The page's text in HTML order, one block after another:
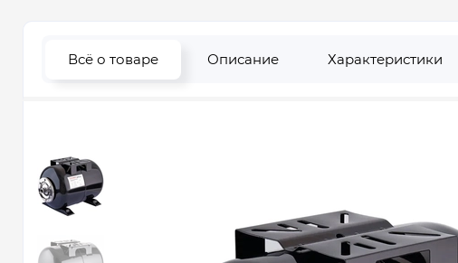
Всё о товаре Описание Характеристики